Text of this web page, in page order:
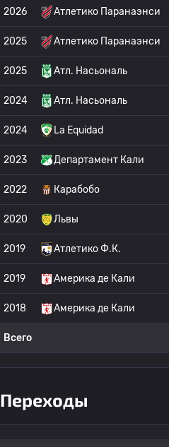
2026 Атлетико Паранаэнси
2025 Атлетико Паранаэнси
2025 Атл. Насьональ
2024 Атл. Насьональ
2024 La Equidad
2023 Департамент Кали
2022 Карабобо
2020 Львы
2019 Атлетико Ф.К.
2019 Америка де Кали
2018 Америка де Кали
Всего
Переходы